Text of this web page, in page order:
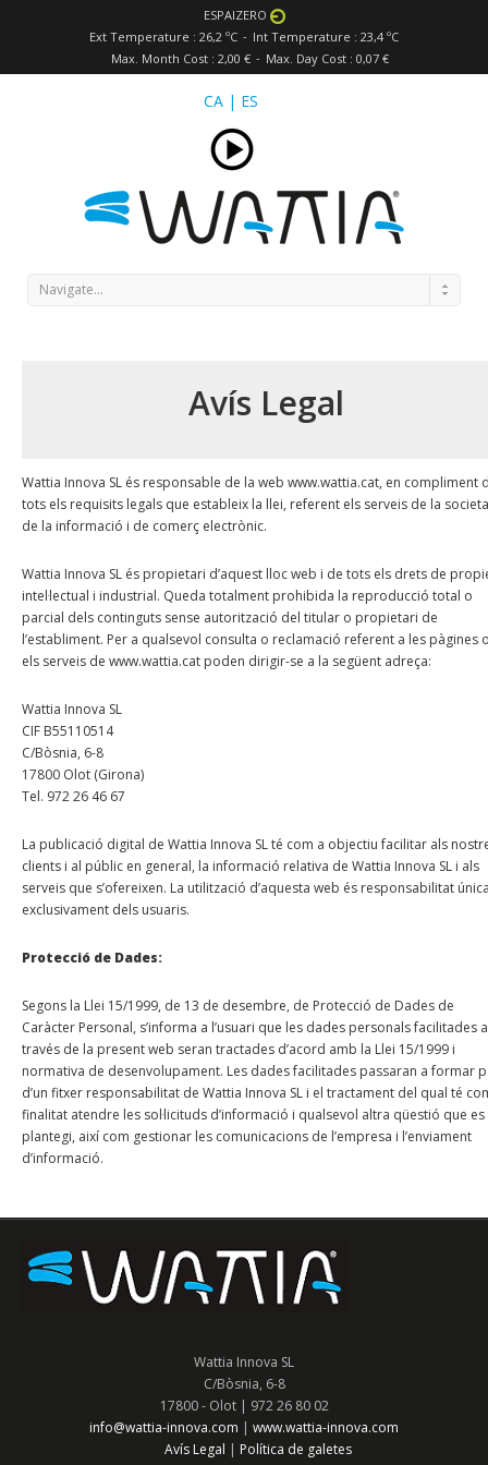
ESPAIZERO
Ext Temperature : 26,2 ºC
Int Temperature : 23,4 ºC
Max. Month Cost : 2,00 €
Max. Day Cost : 0,07 €
CA | ES
Navigate...
Avís Legal
Wattia Innova SL és responsable de la web www.wattia.cat, en compliment
tots els requisits legals que estableix la llei, referent els serveis de la
de la informació i de comerç electrònic.
Wattia Innova SL és propietari d’aquest lloc web i de tots els drets de
intel·lectual i industrial. Queda totalment prohibida la reproducció total o
parcial dels continguts sense autorització del titular o propietari de
l’establiment. Per a qualsevol consulta o reclamació referent a les pàgines
els serveis de www.wattia.cat poden dirigir-se a la següent adreça:
Wattia Innova SL
CIF B55110514
C/Bòsnia, 6-8
17800 Olot (Girona)
Tel. 972 26 46 67
La publicació digital de Wattia Innova SL té com a objectiu facilitar als
clients i al públic en general, la informació relativa de Wattia Innova SL i als
serveis que s’ofereixen. La utilització d’aquesta web és responsabilitat
exclusivament dels usuaris.
Protecció de Dades:
Segons la Llei 15/1999, de 13 de desembre, de Protecció de Dades de
Caràcter Personal, s’informa a l’usuari que les dades personals facilitades a
través de la present web seran tractades d’acord amb la Llei 15/1999 i
normativa de desenvolupament. Les dades facilitades passaran a formar
d’un fitxer responsabilitat de Wattia Innova SL i el tractament del qual té
finalitat atendre les sol·licituds d’informació i qualsevol altra qüestió que es
plantegi, així com gestionar les comunicacions de l’empresa i l’enviament
d’informació.
Wattia Innova SL
C/Bòsnia, 6-8
17800 - Olot | 972 26 80 02
info@wattia-innova.com | www.wattia-innova.com
Avís Legal
Política de galetes